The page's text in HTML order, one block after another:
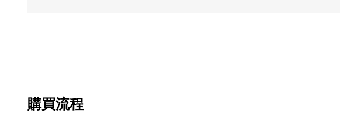
購買流程